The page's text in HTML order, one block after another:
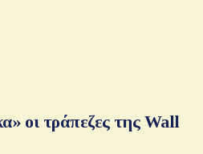
οι τράπεζες της Wall